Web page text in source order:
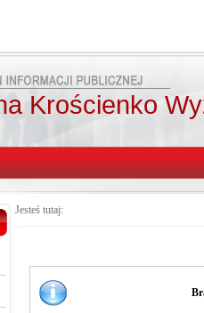
Krościenko
Jesteś tutaj: